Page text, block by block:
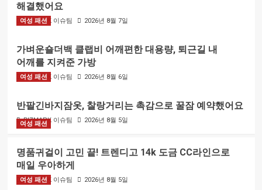
해결했어요
BIZMARK 이슈팀 2026년 8월 7일
여성 패션
가벼운숄더백 클랩비 어깨편한 대용량, 퇴근길 내
어깨를 지켜준 가방
BIZMARK 이슈팀 2026년 8월 6일
여성 패션
반팔긴바지잠옷, 찰랑거리는 촉감으로 꿀잠 예약했어요
BIZMARK 이슈팀 2026년 8월 5일
여성 패션
명품귀걸이 고민 끝! 트렌디고 14k 도금 CC라인으로
매일 우아하게
BIZMARK 이슈팀 2026년 8월 5일
여성 패션